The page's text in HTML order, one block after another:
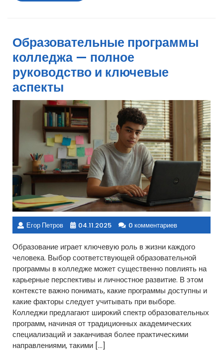
далее
Образовательные программы
колледжа — полное
руководство и ключевые
аспекты
Егор Петров 04.11.2025 0 комментариев
Образование играет ключевую роль в жизни каждого
человека. Выбор соответствующей образовательной
программы в колледже может существенно повлиять на
карьерные перспективы и личностное развитие. В этом
контексте важно понимать, какие программы доступны и
какие факторы следует учитывать при выборе.
Колледжи предлагают широкий спектр образовательных
программ, начиная от традиционных академических
специализаций и заканчивая более практическими
направлениями, такими […]